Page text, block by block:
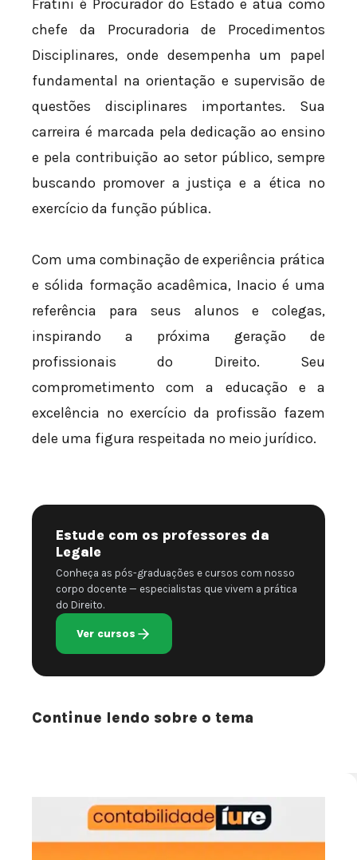
Fratini é Procurador do Estado e atua como
chefe da Procuradoria de Procedimentos
Disciplinares, onde desempenha um papel
fundamental na orientação e supervisão de
questões disciplinares importantes. Sua
carreira é marcada pela dedicação ao ensino
e pela contribuição ao setor público, sempre
buscando promover a justiça e a ética no
exercício da função pública.
Com uma combinação de experiência prática
e sólida formação acadêmica, Inacio é uma
referência para seus alunos e colegas,
inspirando a próxima geração de
profissionais do Direito. Seu
comprometimento com a educação e a
excelência no exercício da profissão fazem
dele uma figura respeitada no meio jurídico.
Estude com os professores da
Legale
Conheça as pós-graduações e cursos com nosso
corpo docente — especialistas que vivem a prática
do Direito.
Ver cursos
Continue lendo sobre o tema